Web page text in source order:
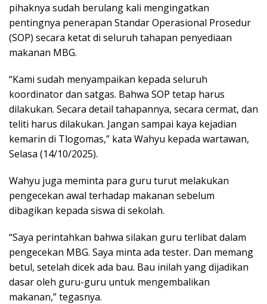
pihaknya sudah berulang kali mengingatkan
pentingnya penerapan Standar Operasional Prosedur
(SOP) secara ketat di seluruh tahapan penyediaan
makanan MBG.
“Kami sudah menyampaikan kepada seluruh
koordinator dan satgas. Bahwa SOP tetap harus
dilakukan. Secara detail tahapannya, secara cermat, dan
teliti harus dilakukan. Jangan sampai kaya kejadian
kemarin di Tlogomas,” kata Wahyu kepada wartawan,
Selasa (14/10/2025).
Wahyu juga meminta para guru turut melakukan
pengecekan awal terhadap makanan sebelum
dibagikan kepada siswa di sekolah.
“Saya perintahkan bahwa silakan guru terlibat dalam
pengecekan MBG. Saya minta ada tester. Dan memang
betul, setelah dicek ada bau. Bau inilah yang dijadikan
dasar oleh guru-guru untuk mengembalikan
makanan,” tegasnya.